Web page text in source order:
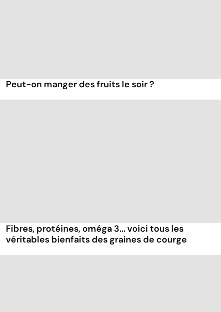
Peut-on manger des fruits le soir ?
Fibres, protéines, oméga 3... voici tous les
véritables bienfaits des graines de courge